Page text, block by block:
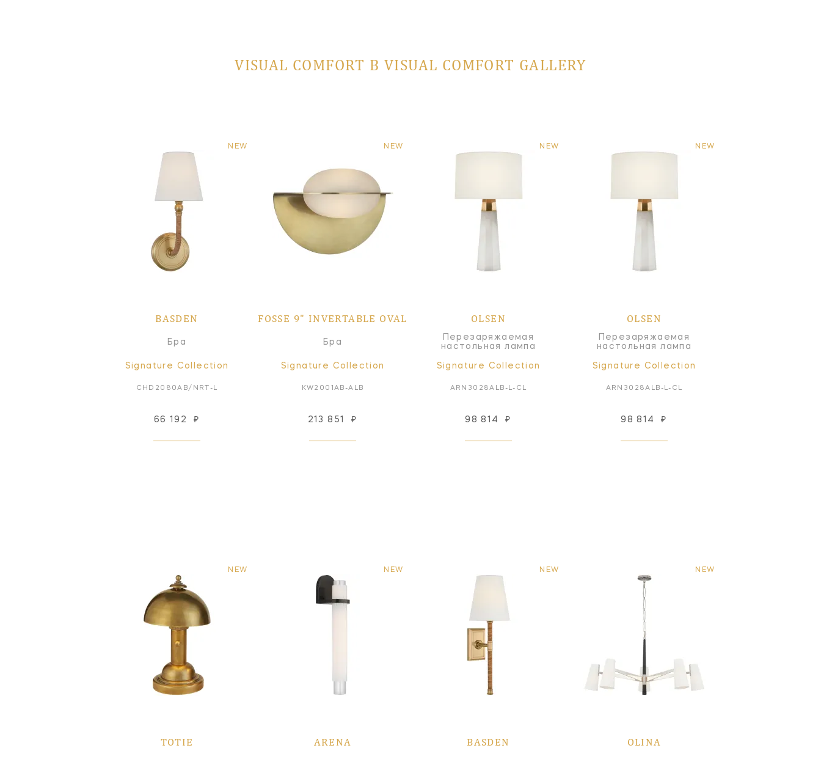
VISUAL COMFORT В VISUAL COMFORT GALLERY
NEW
BASDEN
Бра
Signature Collection
CHD2080AB/NRT-L
66 192 ₽
NEW
FOSSE 9" INVERTABLE OVAL
Бра
Signature Collection
KW2001AB-ALB
213 851 ₽
NEW
OLSEN
Перезаряжаемая
настольная лампа
Signature Collection
ARN3028ALB-L-CL
98 814 ₽
NEW
OLSEN
Перезаряжаемая
настольная лампа
Signature Collection
ARN3028ALB-L-CL
98 814 ₽
NEW
TOTIE
NEW
ARENA
NEW
BASDEN
NEW
OLINA